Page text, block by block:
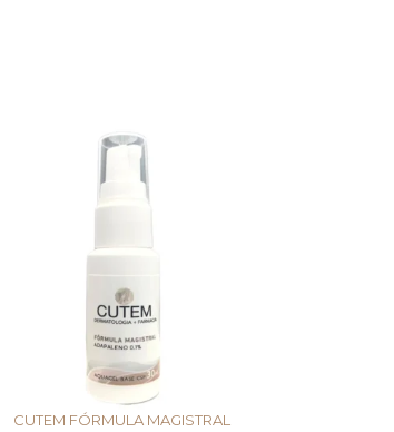
CUTEM FÓRMULA MAGISTRAL